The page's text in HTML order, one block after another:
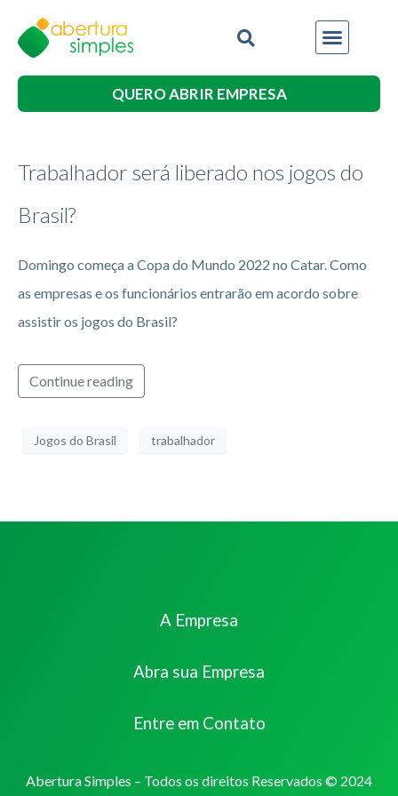
QUERO ABRIR EMPRESA
Trabalhador será liberado nos jogos do
Brasil?
Domingo começa a Copa do Mundo 2022 no Catar. Como
as empresas e os funcionários entrarão em acordo sobre
assistir os jogos do Brasil?
Continue reading
Jogos do Brasil trabalhador
A Empresa
Abra sua Empresa
Entre em Contato
Abertura Simples – Todos os direitos Reservados © 2024